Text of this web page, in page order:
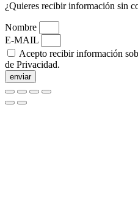
¿Quieres recibir información sin
Nombre
E-MAIL
Acepto recibir información
de Privacidad.
enviar